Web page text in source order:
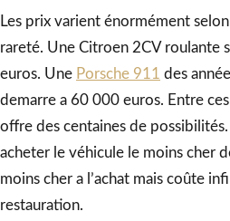
Les prix varient énormément
rareté. Une Citroen 2CV roulante
euros. Une Porsche 911 des
demarre a 60 000 euros. Entre
offre des centaines de possibilités.
acheter le véhicule le moins cher
moins cher a l’achat mais coûte
restauration.